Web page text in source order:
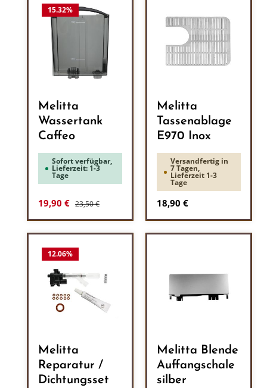
15.32%
Melitta
Wassertank
Caffeo
Sofort verfügbar,
Lieferzeit: 1-3
Tage
Verkaufspreis:
19,90 € Regulärer Preis:
23,50 €
Melitta
Tassenablage
E970 Inox
Versandfertig in
7 Tagen,
Lieferzeit 1-3
Tage
Regulärer Preis:
18,90 €
12.06%
Melitta
Reparatur /
Dichtungsset
Melitta Blende
Auffangschale
silber